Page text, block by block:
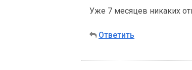
Уже 7 месяцев никаких
Ответить